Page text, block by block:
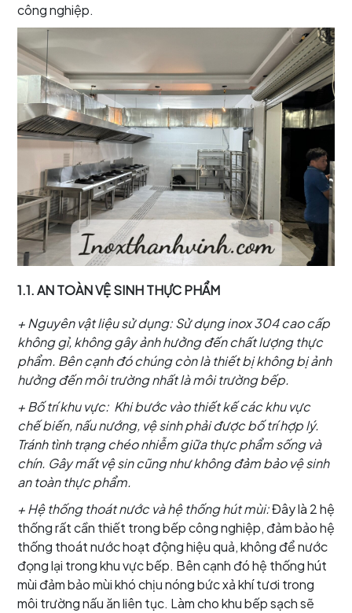
công nghiệp.
1.1. AN TOÀN VỆ SINH THỰC PHẨM
+ Nguyên vật liệu sử dụng: Sử dụng inox 304 cao cấp
không gỉ, không gây ảnh hưởng đến chất lượng thực
phẩm. Bên cạnh đó chúng còn là thiết bị không bị ảnh
hưởng đến môi trường nhất là môi trường bếp.
+ Bố trí khu vực: Khi bước vào thiết kế các khu vực
chế biến, nấu nướng, vệ sinh phải được bố trí hợp lý.
Tránh tình trạng chéo nhiễm giữa thực phẩm sống và
chín. Gây mất vệ sin cũng như không đảm bảo vệ sinh
an toàn thực phẩm.
+ Hệ thống thoát nước và hệ thống hút mùi:Đây là 2 hệ
thống rất cần thiết trong bếp công nghiệp, đảm bảo hệ
thống thoát nước hoạt động hiệu quả, không để nước
đọng lại trong khu vực bếp. Bên cạnh đó hệ thống hút
mùi đảm bảo mùi khó chịu nóng bức xả khí tươi trong
môi trường nấu ăn liên tục. Làm cho khu bếp sạch sẽ